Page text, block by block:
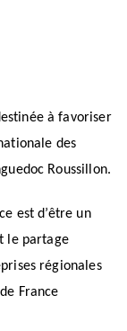
à favoriser
des
Roussillon.
est d’être un
le partage
régionales
France